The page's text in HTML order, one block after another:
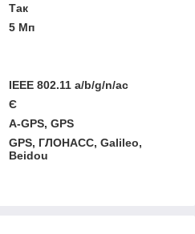
Так
5 Мп
IEEE 802.11 a/b/g/n/ac
Є
A-GPS, GPS
GPS, ГЛОНАСС, Galileo,
Beidou